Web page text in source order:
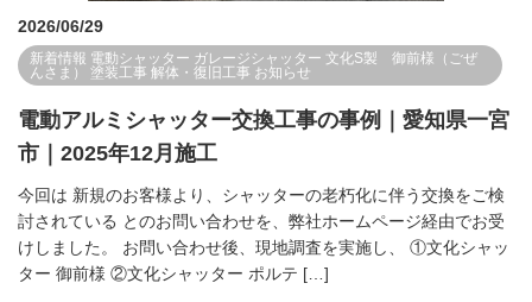
2026/06/29
新着情報 電動シャッター ガレージシャッター 文化S製 御前様（ごぜ
んさま）
塗装工事 解体・復旧工事 お知らせ
電動アルミシャッター交換工事の事例｜愛知県一宮
市｜2025年12月施工
今回は 新規のお客様より、シャッターの老朽化に伴う交換をご検
討されている とのお問い合わせを、弊社ホームページ経由でお受
けしました。 お問い合わせ後、現地調査を実施し、 ①文化シャッ
ター 御前様 ②文化シャッター ポルテ […]